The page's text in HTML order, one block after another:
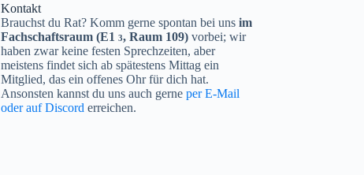
Kontakt
Brauchst du Rat? Komm gerne spontan bei unsim
Fachschaftsraum (E13, Raum 109) vorbei; wir
haben zwar keine festen Sprechzeiten, aber
meistens findet sich ab spätestens Mittag ein
Mitglied, das ein offenes Ohr für dich hat.
Ansonsten kannst du uns auch gerneper E-Mail
oder auf Discord erreichen.